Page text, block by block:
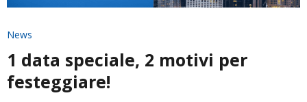
News
1 data speciale, 2 motivi per
festeggiare!